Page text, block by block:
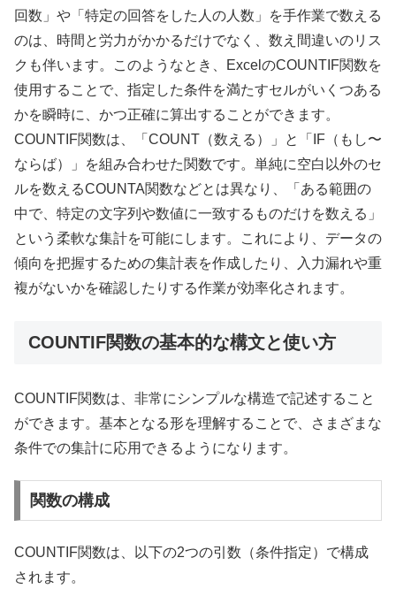
回数」や「特定の回答をした人の人数」を手作業で数える
のは、時間と労力がかかるだけでなく、数え間違いのリス
クも伴います。このようなとき、ExcelのCOUNTIF関数を
使用することで、指定した条件を満たすセルがいくつある
かを瞬時に、かつ正確に算出することができます。
COUNTIF関数は、「COUNT（数える）」と「IF（もし〜
ならば）」を組み合わせた関数です。単純に空白以外のセ
ルを数えるCOUNTA関数などとは異なり、「ある範囲の
中で、特定の文字列や数値に一致するものだけを数える」
という柔軟な集計を可能にします。これにより、データの
傾向を把握するための集計表を作成したり、入力漏れや重
複がないかを確認したりする作業が効率化されます。
COUNTIF関数の基本的な構文と使い方
COUNTIF関数は、非常にシンプルな構造で記述すること
ができます。基本となる形を理解することで、さまざまな
条件での集計に応用できるようになります。
関数の構成
COUNTIF関数は、以下の2つの引数（条件指定）で構成
されます。